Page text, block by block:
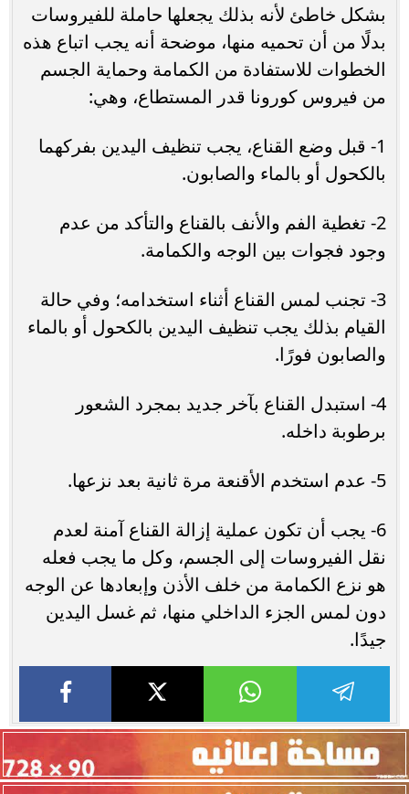
بشكل خاطئ لأنه بذلك يجعلها حاملة للفيروسات
بدلًا من أن تحميه منها، موضحة أنه يجب اتباع هذه
الخطوات للاستفادة من الكمامة وحماية الجسم
من فيروس كورونا قدر المستطاع، وهي:
1- قبل وضع القناع، يجب تنظيف اليدين بفركهما
بالكحول أو بالماء والصابون.
2- تغطية الفم والأنف بالقناع والتأكد من عدم
وجود فجوات بين الوجه والكمامة.
3- تجنب لمس القناع أثناء استخدامه؛ وفي حالة
القيام بذلك يجب تنظيف اليدين بالكحول أو بالماء
والصابون فورًا.
4- استبدل القناع بآخر جديد بمجرد الشعور
برطوبة داخله.
5- عدم استخدم الأقنعة مرة ثانية بعد نزعها.
6- يجب أن تكون عملية إزالة القناع آمنة لعدم
نقل الفيروسات إلى الجسم، وكل ما يجب فعله
هو نزع الكمامة من خلف الأذن وإبعادها عن الوجه
دون لمس الجزء الداخلي منها، ثم غسل اليدين
جيدًا.